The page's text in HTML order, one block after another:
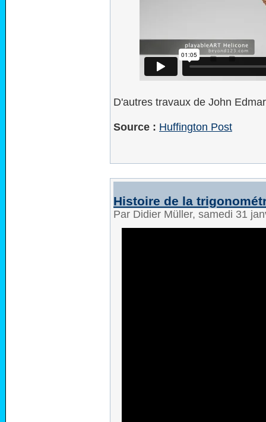
D'autres travaux de John
Source : Huffington Post
Histoire de la
Par Didier Müller, samedi 31